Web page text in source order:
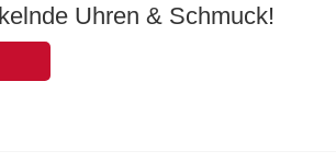
Uhren & Schmuck!